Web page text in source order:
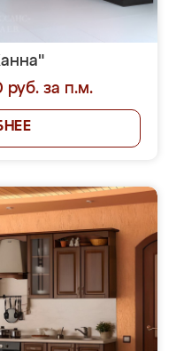
руб. за п.м.